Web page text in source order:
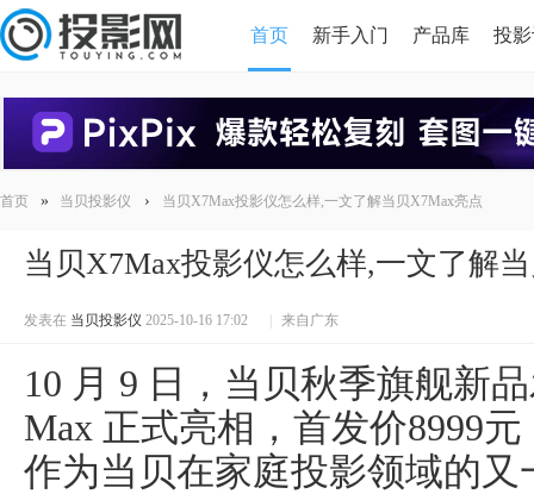
首页 新手入门 产品库 投
首页 » 当贝投影仪 › 当贝X7Max投影仪怎么样,一文了解当贝X7Max亮点
当贝X7Max投影仪怎么样,一文了解
发表在 当贝投影仪 2025-10-16 17:02 来自广东
10 月 9 日，当贝秋季旗舰新
Max 正式亮相，首发价8999
作为当贝在家庭投影领域的